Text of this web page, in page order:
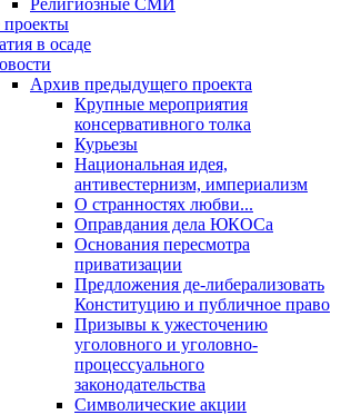
Религиозные СМИ
в осаде
Архив предыдущего проекта
Крупные мероприятия
консервативного толка
Курьезы
Национальная идея,
антивестернизм, империализм
О странностях любви...
Оправдания дела ЮКОСа
Основания пересмотра
приватизации
Предложения де-либерализовать
Конституцию и публичное право
Призывы к ужесточению
уголовного и уголовно-
процессуального
законодательства
Символические акции